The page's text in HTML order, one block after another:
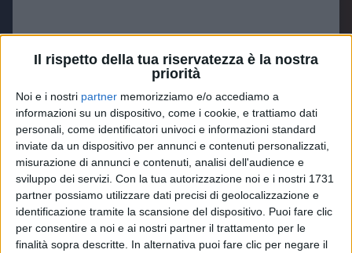
Il rispetto della tua riservatezza è la nostra
priorità
Noi e i nostri partner memorizziamo e/o accediamo a
informazioni su un dispositivo, come i cookie, e trattiamo dati
personali, come identificatori univoci e informazioni standard
inviate da un dispositivo per annunci e contenuti personalizzati,
misurazione di annunci e contenuti, analisi dell'audience e
sviluppo dei servizi. Con la tua autorizzazione noi e i nostri 1731
partner possiamo utilizzare dati precisi di geolocalizzazione e
identificazione tramite la scansione del dispositivo. Puoi fare clic
per consentire a noi e ai nostri partner il trattamento per le
finalità sopra descritte. In alternativa puoi fare clic per negare il
Visualizza questo post su Instagram